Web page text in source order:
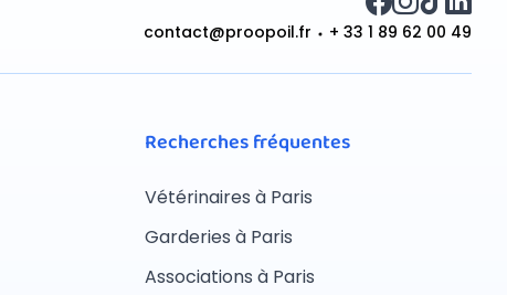
contact@proopoil.fr + 33 1 89 62 00 49
Recherches fréquentes
Vétérinaires à Paris
Garderies à Paris
Associations à Paris